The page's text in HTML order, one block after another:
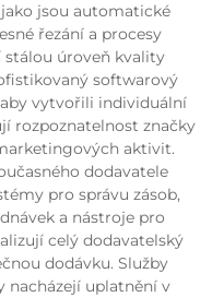
jsou automatické
řezání a procesy
úroveň kvality
softwarový
vytvořili individuální
rozpoznatelnost značky
aktivit.
dodavatele
pro správu zásob,
a nástroje pro
celý dodavatelský
dodávku. Služby
nacházejí uplatnění v